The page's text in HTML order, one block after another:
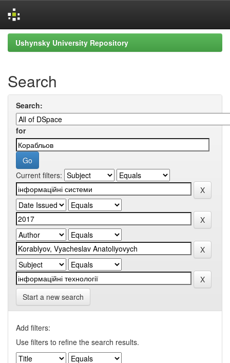
Skip
navigation
Ushynsky University Repository
Search
Search:
for
Current filters:
Start a new search
Add filters:
Use filters to refine the search results.